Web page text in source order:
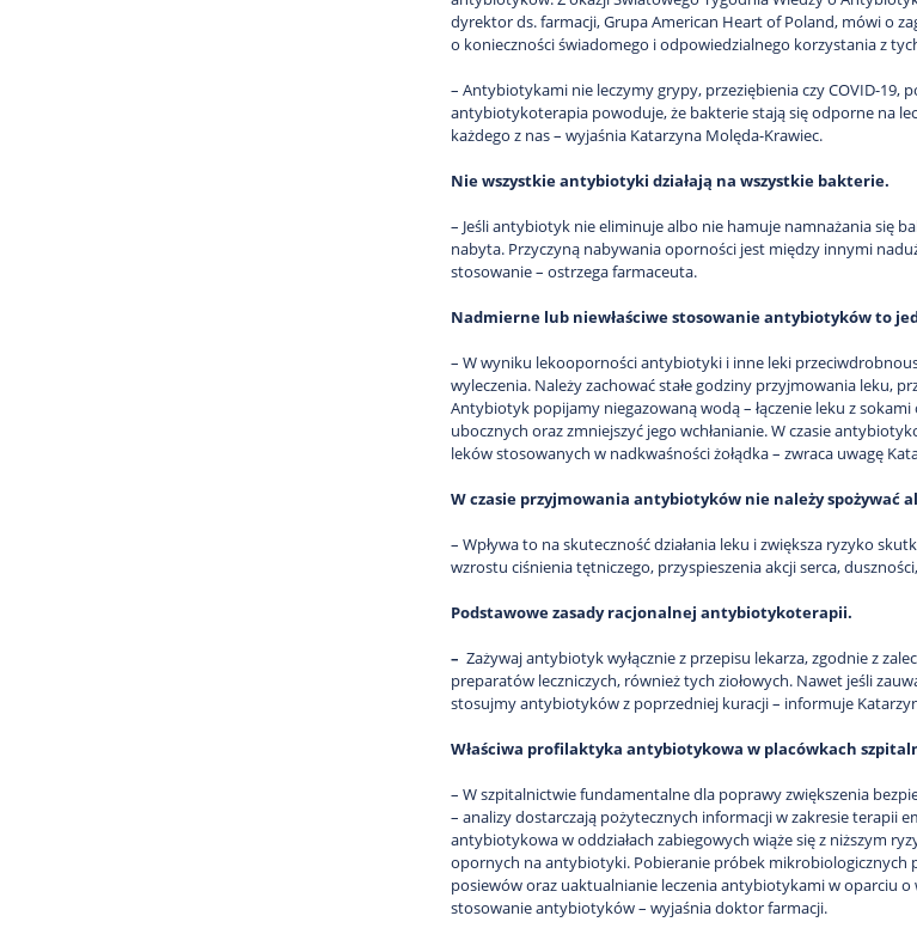
dyrektor ds. farmacji, Grupa American Heart of Poland, mówi o
o konieczności świadomego i odpowiedzialnego korzystania z
– Antybiotykami nie leczymy grypy, przeziębienia czy COVID-
antybiotykoterapia powoduje, że bakterie stają się odporne na
każdego z nas – wyjaśnia Katarzyna Molęda-Krawiec.
Nie wszystkie antybiotyki działają na wszystkie bakterie.
– Jeśli antybiotyk nie eliminuje albo nie hamuje namnażania się
nabyta. Przyczyną nabywania oporności jest między innymi
stosowanie – ostrzega farmaceuta.
Nadmierne lub niewłaściwe stosowanie antybiotyków to
– W wyniku lekooporności antybiotyki i inne leki
wyleczenia. Należy zachować stałe godziny przyjmowania leku,
Antybiotyk popijamy niegazowaną wodą – łączenie leku z
ubocznych oraz zmniejszyć jego wchłanianie. W czasie
leków stosowanych w nadkwaśności żołądka – zwraca uwagę
W czasie przyjmowania antybiotyków nie należy spożywać
– Wpływa to na skuteczność działania leku i zwiększa ryzyko
wzrostu ciśnienia tętniczego, przyspieszenia akcji serca,
Podstawowe zasady racjonalnej antybiotykoterapii.
– Zażywaj antybiotyk wyłącznie z przepisu lekarza, zgodnie z
preparatów leczniczych, również tych ziołowych. Nawet jeśli
stosujmy antybiotyków z poprzedniej kuracji – informuje
Właściwa profilaktyka antybiotykowa w placówkach
– W szpitalnictwie fundamentalne dla poprawy zwiększenia
– analizy dostarczają pożytecznych informacji w zakresie terapii
antybiotykowa w oddziałach zabiegowych wiąże się z niższym
opornych na antybiotyki. Pobieranie próbek
posiewów oraz uaktualnianie leczenia antybiotykami w oparciu
stosowanie antybiotyków – wyjaśnia doktor farmacji.